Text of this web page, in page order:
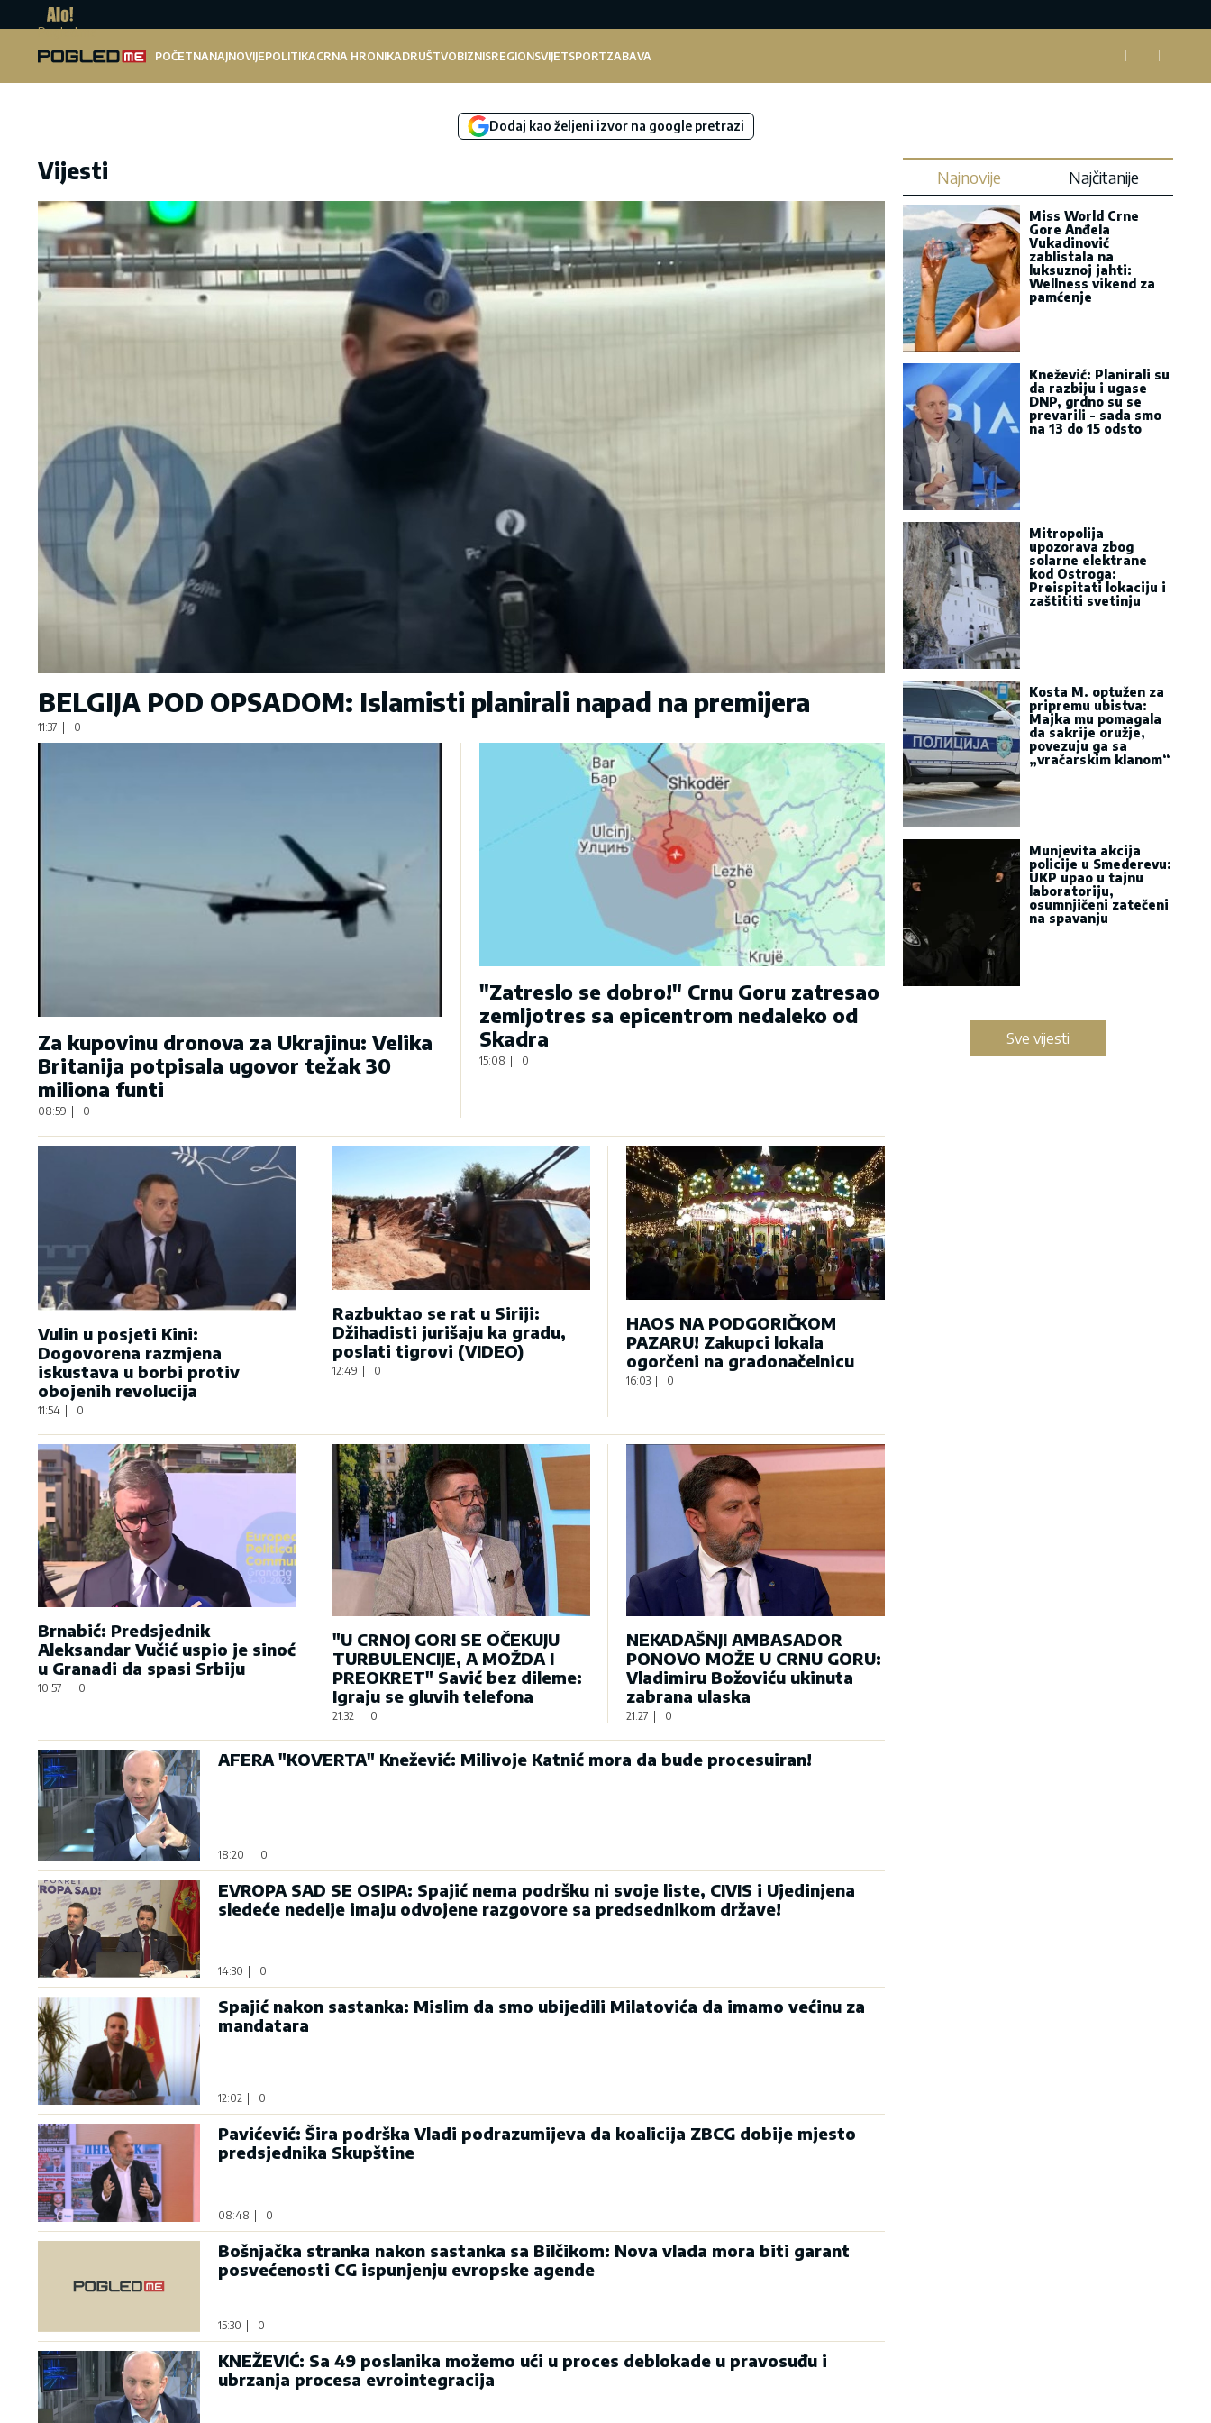
Pogled.me
POČETNANAJNOVIJEPOLITIKACRNA HRONIKADRUŠTVOBIZNISREGIONSVIJETSPORTZABAVA
Dodaj kao željeni izvor na google pretrazi
Vijesti
BELGIJA POD OPSADOM: Islamisti planirali napad na premijera
11:37 0
Za kupovinu dronova za Ukrajinu: Velika
Britanija potpisala ugovor težak 30
miliona funti
08:59 | 0
"Zatreslo se dobro!" Crnu Goru zatresao
zemljotres sa epicentrom nedaleko od
Skadra
15:08 0
Vulin u posjeti Kini:
Dogovorena razmjena
iskustava u borbi protiv
obojenih revolucija
11:54 0
Razbuktao se rat u Siriji:
Džihadisti jurišaju ka gradu,
poslati tigrovi (VIDEO)
12:49 | 0
HAOS NA PODGORIČKOM
PAZARU! Zakupci lokala
ogorčeni na gradonačelnicu
16:03 0
Brnabić: Predsjednik
Aleksandar Vučić uspio je sinoć
u Granadi da spasi Srbiju
10:57 0
"U CRNOJ GORI SE OČEKUJU
TURBULENCIJE, A MOŽDA I
PREOKRET" Savić bez dileme:
Igraju se gluvih telefona
21:32 | 0
NEKADAŠNJI AMBASADOR
PONOVO MOŽE U CRNU GORU:
Vladimiru Božoviću ukinuta
zabrana ulaska
21:27 | 0
AFERA "KOVERTA" Knežević: Milivoje Katnić mora da bude procesuiran!
18:20 0
EVROPA SAD SE OSIPA: Spajić nema podršku ni svoje liste, CIVIS i Ujedinjena
sledeće nedelje imaju odvojene razgovore sa predsednikom države!
14:30 0
Spajić nakon sastanka: Mislim da smo ubijedili Milatovića da imamo većinu za
mandatara
12:02 0
Pavićević: Šira podrška Vladi podrazumijeva da koalicija ZBCG dobije mjesto
predsjednika Skupštine
08:48 0
Bošnjačka stranka nakon sastanka sa Bilčikom: Nova vlada mora biti garant
posvećenosti CG ispunjenju evropske agende
15:30 0
KNEŽEVIĆ: Sa 49 poslanika možemo ući u proces deblokade u pravosuđu i
ubrzanja procesa evrointegracija
Najnovije Najčitanije
Miss World Crne
Gore Anđela
Vukadinović
zablistala na
luksuznoj jahti:
Wellness vikend za
pamćenje
Knežević: Planirali su
da razbiju i ugase
DNP, grdno su se
prevarili - sada smo
na 13 do 15 odsto
Mitropolija
upozorava zbog
solarne elektrane
kod Ostroga:
Preispitati lokaciju i
zaštititi svetinju
Kosta M. optužen za
pripremu ubistva:
Majka mu pomagala
da sakrije oružje,
povezuju ga sa
„vračarskim klanom“
Munjevita akcija
policije u Smederevu:
UKP upao u tajnu
laboratoriju,
osumnjičeni zatečeni
na spavanju
Sve vijesti